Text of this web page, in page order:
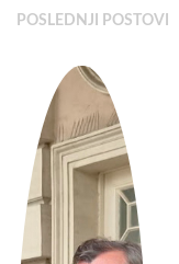
POSLEDNJI POSTOVI